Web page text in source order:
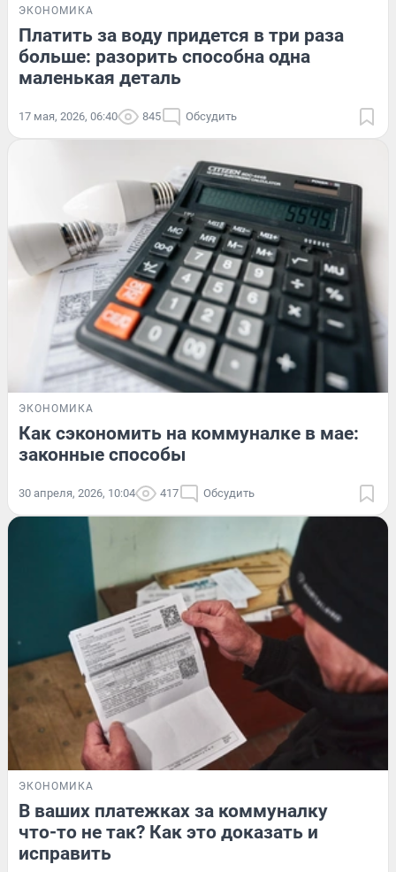
ЭКОНОМИКА
Платить за воду придется в три раза
больше: разорить способна одна
маленькая деталь
17 мая, 2026, 06:40 845 Обсудить
ЭКОНОМИКА
Как сэкономить на коммуналке в мае:
законные способы
30 апреля, 2026, 10:04 417 Обсудить
ЭКОНОМИКА
В ваших платежках за коммуналку
что-то не так? Как это доказать и
исправить